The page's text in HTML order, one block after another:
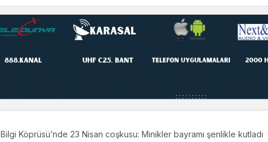
Bilgi Köprüsü’nde 23 Nisan coşkusu: Minikler bayramı şenlikle kutladı